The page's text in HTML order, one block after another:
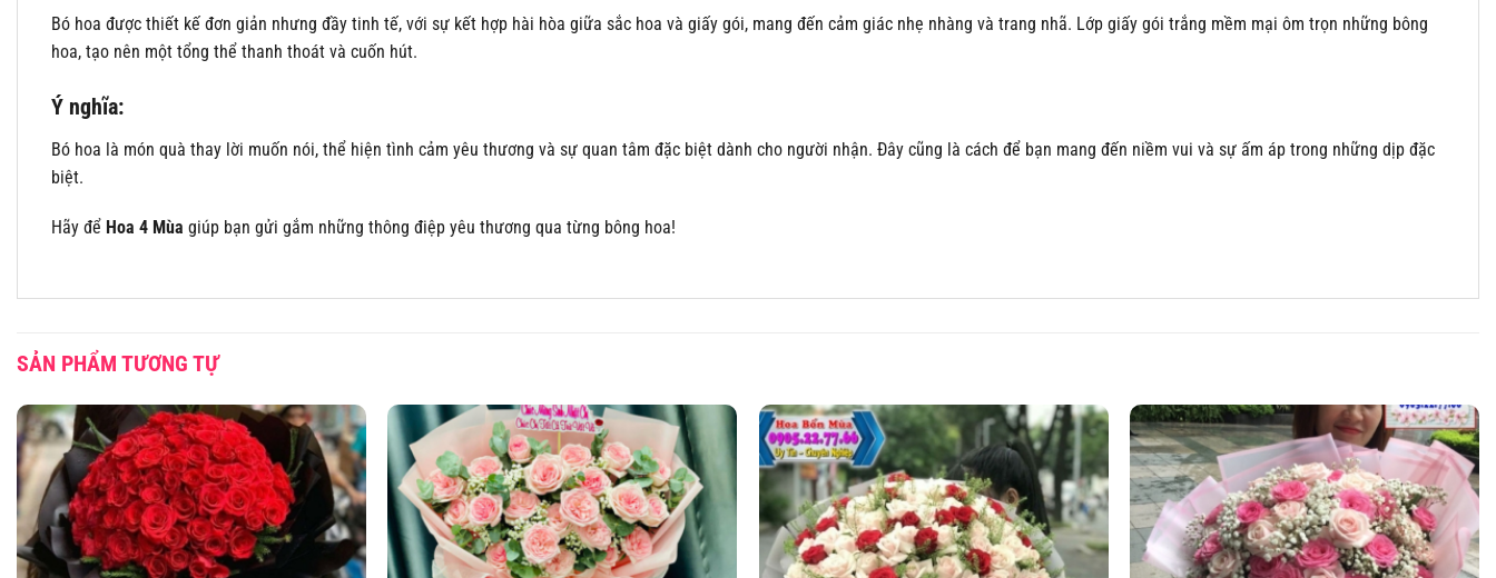
Bó hoa được thiết kế đơn giản nhưng đầy tinh tế, với sự kết hợp hài hòa giữa sắc hoa và giấy gói, mang đến cảm giác nhẹ nhàng và trang nhã. Lớp giấy gói trắng mềm mại ôm trọn những bông
hoa, tạo nên một tổng thể thanh thoát và cuốn hút.
Ý nghĩa:
Bó hoa là món quà thay lời muốn nói, thể hiện tình cảm yêu thương và sự quan tâm đặc biệt dành cho người nhận. Đây cũng là cách để bạn mang đến niềm vui và sự ấm áp trong những dịp đặc
biệt.
Hãy để Hoa 4 Mùa giúp bạn gửi gắm những thông điệp yêu thương qua từng bông hoa!
SẢN PHẨM TƯƠNG TỰ